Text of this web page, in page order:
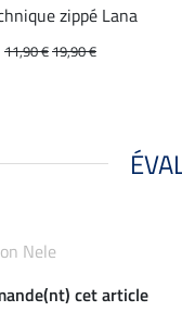
zippé Lana
11,90 €19,90 €
Nele
cet article